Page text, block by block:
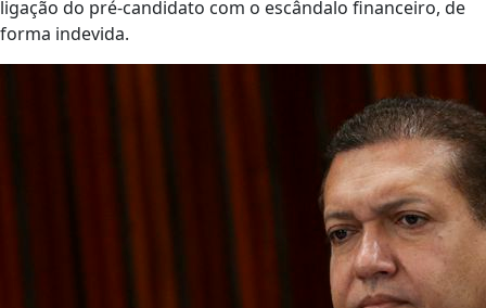
ligação do pré-candidato com o escândalo financeiro, de
forma indevida.